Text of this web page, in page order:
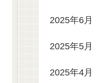
2025年6月
2025年5月
2025年4月